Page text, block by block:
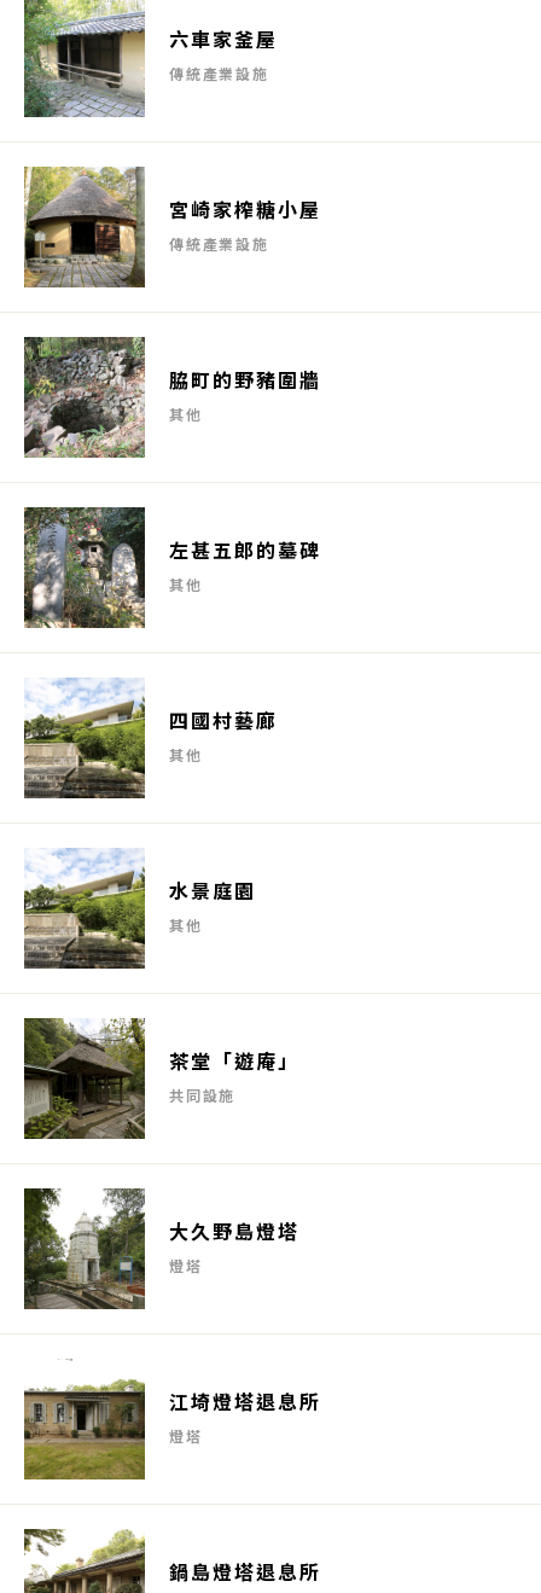
六車家釜屋
傳統產業設施
宮崎家榨糖小屋
傳統產業設施
脇町的野豬圍牆
其他
左甚五郎的墓碑
其他
四國村藝廊
其他
水景庭園
其他
茶堂「遊庵」
共同設施
大久野島燈塔
燈塔
江埼燈塔退息所
燈塔
鍋島燈塔退息所